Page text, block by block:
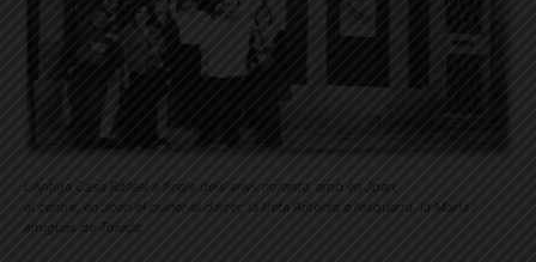
L’Antiga Casa Rafael a finals dels anys noranta, amb en Joan,
al centre, en Joan el cuiner al darrer, la tieta Antonia a l’esquerra, la Maria i
amigues de Toledo